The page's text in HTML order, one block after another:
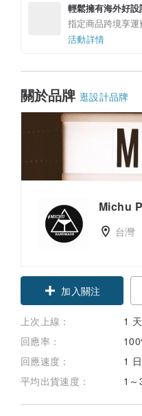
輕鬆擁有海外好設
指定商品跨境享
活動詳情
關於品牌 逛設計品牌
Michu
台灣
加入關注
上次上線：
1
回應率：
回應速度：
1
平均出貨速度：
1～